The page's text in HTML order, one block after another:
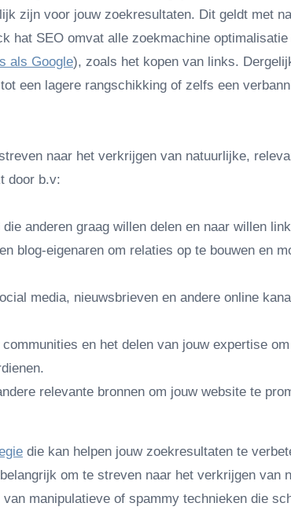
zijn voor jouw zoekresultaten. Dit geldt met
hat SEO omvat alle zoekmachine
als Google), zoals het kopen van links.
een lagere rangschikking of zelfs een
naar het verkrijgen van natuurlijke,
door b.v:
anderen graag willen delen en naar willen
blog-eigenaren om relaties op te bouwen en
media, nieuwsbrieven en andere online
en het delen van jouw expertise
relevante bronnen om jouw website te
die kan helpen jouw zoekresultaten te
om te streven naar het verkrijgen van
manipulatieve of spammy technieken die